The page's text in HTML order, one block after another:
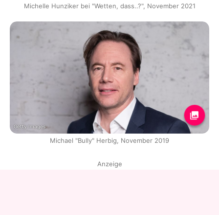
Michelle Hunziker bei "Wetten, dass..?", November 2021
Getty Images
Michael "Bully" Herbig, November 2019
Anzeige